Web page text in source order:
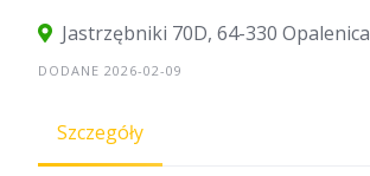
Jastrzębniki 70D, 64-330 Opalenica
DODANE 2026-02-09
Szczegóły